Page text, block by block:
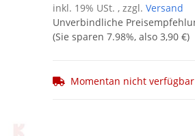
inkl. 19% USt. , zzgl. Versand
Unverbindliche
(Sie sparen 7.98%, also 3,90 €)
Momentan nicht verfügbar